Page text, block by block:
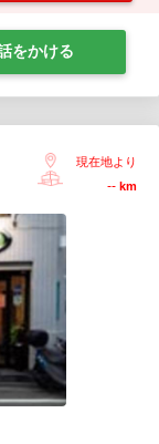
をかける
現在地より
-- km